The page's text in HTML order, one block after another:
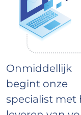
Onmiddellijk
begint onze
specialist met